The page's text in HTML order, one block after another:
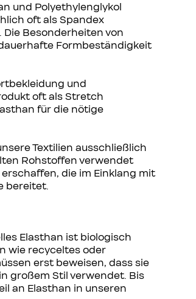
und Polyethylenglykol
oft als Spandex
Besonderheiten von
Formbeständigkeit
und
oft als Stretch
für die nötige
Textilien ausschließlich
Rohstoffen verwendet
die im Einklang mit
bereitet.
Elasthan ist biologisch
wie recyceltes oder
erst beweisen, dass sie
großem Stil verwendet. Bis
an Elasthan in unseren